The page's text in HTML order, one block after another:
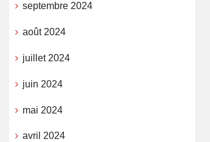
septembre 2024
août 2024
juillet 2024
juin 2024
mai 2024
avril 2024